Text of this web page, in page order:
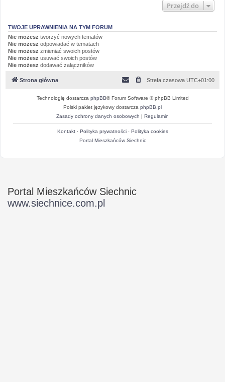
Przejdź do
TWOJE UPRAWNIENIA NA TYM FORUM
Nie możesz tworzyć nowych tematów
Nie możesz odpowiadać w tematach
Nie możesz zmieniać swoich postów
Nie możesz usuwać swoich postów
Nie możesz dodawać załączników
Strona główna Strefa czasowa UTC+01:00
Technologię dostarcza phpBB® Forum Software © phpBB Limited
Polski pakiet językowy dostarcza phpBB.pl
Zasady ochrony danych osobowych | Regulamin
Kontakt· Polityka prywatności· Polityka cookies
Portal Mieszkańców Siechnic
Portal Mieszkańców Siechnic
www.siechnice.com.pl